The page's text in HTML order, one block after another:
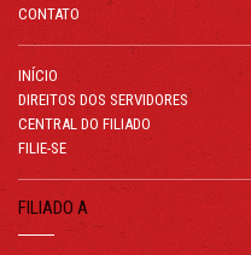
CONTATO
INÍCIO
DIREITOS DOS SERVIDORES
CENTRAL DO FILIADO
FILIE-SE
FILIADO A